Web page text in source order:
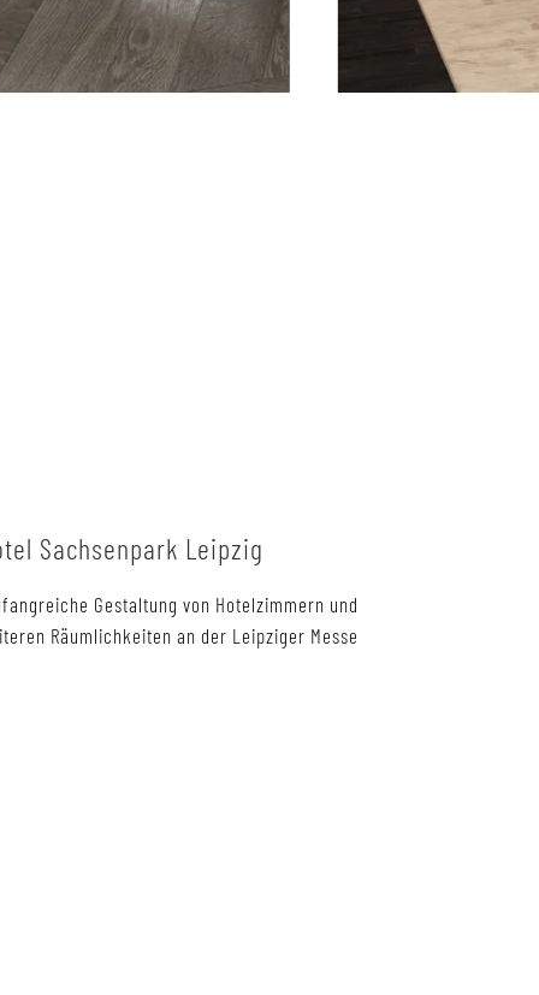
Sachsenpark Leipzig
Gestaltung von Hotelzimmern und
Räumlichkeiten an der Leipziger Messe